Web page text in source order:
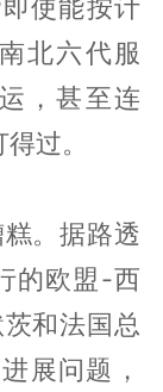
使能按计
北六代服
，甚至连
过。
。据路透
的欧盟-西
和法国总
展问题，